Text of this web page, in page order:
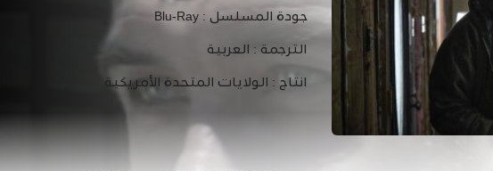
جودة المسلسل :Blu-Ray
الترجمة : العربية
انتاج : الولايات المتحدة الأمريكية